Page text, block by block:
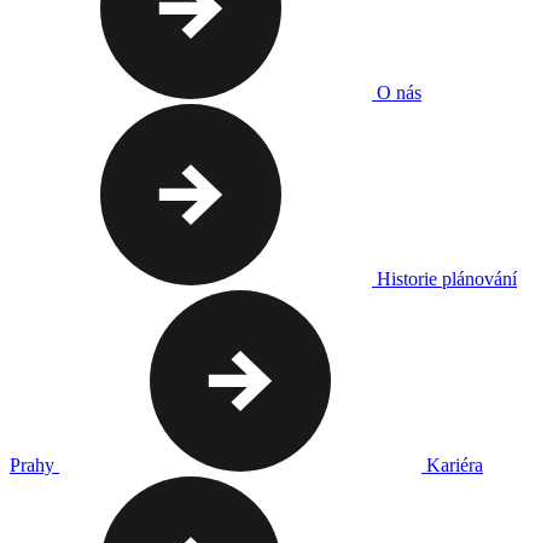
O nás
Historie plánování
Prahy Kariéra